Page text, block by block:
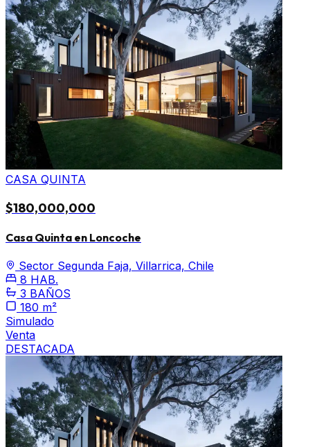
CASA QUINTA
$180,000,000
Casa Quinta en Loncoche
Sector Segunda Faja, Villarrica, Chile
8 HAB.
3 BAÑOS
180 m²
Simulado
Venta
DESTACADA